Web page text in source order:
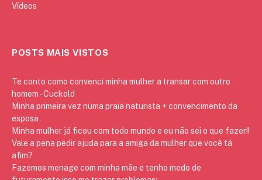
Vídeos
POSTS MAIS VISTOS
Te conto como convenci minha mulher a transar com outro
homem - Cuckold
Minha primeira vez numa praia naturista + convencimento da
esposa
Minha mulher já ficou com todo mundo e eu não sei o que fazer!!
Vale a pena pedir ajuda para a amiga da mulher que você tá
afim?
Fazemos menage com minha mãe e tenho medo de